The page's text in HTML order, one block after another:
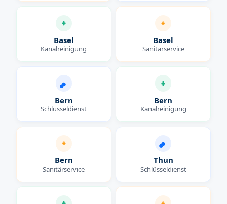
Basel
Kanalreinigung
Basel
Sanitärservice
Bern
Schlüsseldienst
Bern
Kanalreinigung
Bern
Sanitärservice
Thun
Schlüsseldienst